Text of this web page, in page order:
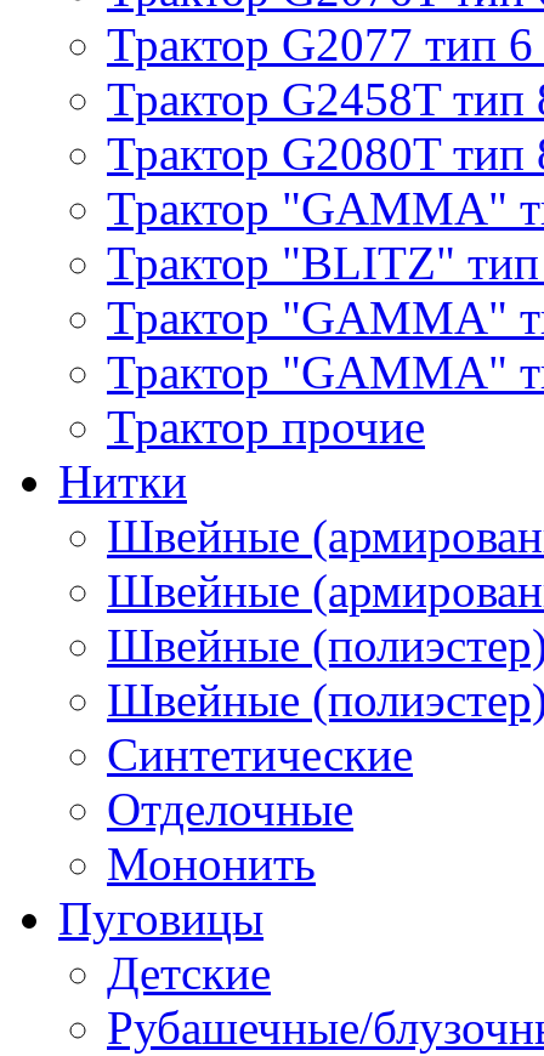
Трактор G2077 тип 6
Трактор G2458T тип
Трактор G2080T тип
Трактор "GAMMA"
Трактор "BLITZ"
Трактор "GAMMA"
Трактор "GAMMA"
Трактор прочие
Нитки
Швейные
Швейные
Швейные
Швейные
Синтетические
Отделочные
Мононить
Пуговицы
Детские
Рубашечные/